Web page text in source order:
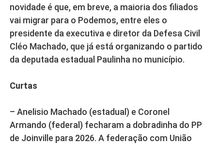
novidade é que, em breve, a maioria dos filiados
vai migrar para o Podemos, entre eles o
presidente da executiva e diretor da Defesa Civil
Cléo Machado, que já está organizando o partido
da deputada estadual Paulinha no município.
Curtas
– Anelisio Machado (estadual) e Coronel
Armando (federal) fecharam a dobradinha do PP
de Joinville para 2026. A federação com União